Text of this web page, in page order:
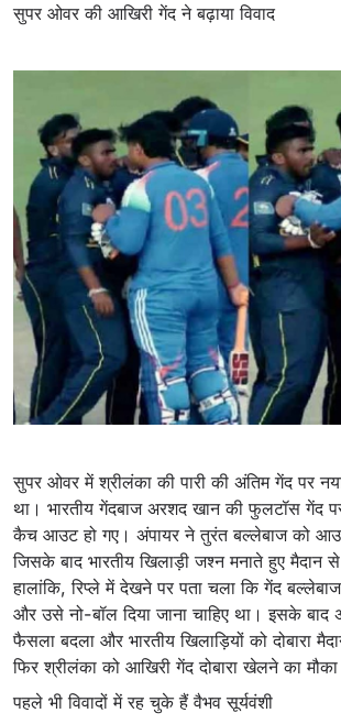
सुपर ओवर की आखिरी गेंद ने बढ़ाया विवाद
सुपर ओवर में श्रीलंका की पारी की अंतिम गेंद पर
था। भारतीय गेंदबाज अरशद खान की फुलटॉस गेंद
कैच आउट हो गए। अंपायर ने तुरंत बल्लेबाज को
जिसके बाद भारतीय खिलाड़ी जश्न मनाते हुए मैदान
हालांकि, रिप्ले में देखने पर पता चला कि गेंद
और उसे नो-बॉल दिया जाना चाहिए था। इसके बाद
फैसला बदला और भारतीय खिलाड़ियों को दोबारा
फिर श्रीलंका को आखिरी गेंद दोबारा खेलने का मौका
पहले भी विवादों में रह चुके हैं वैभव सूर्यवंशी